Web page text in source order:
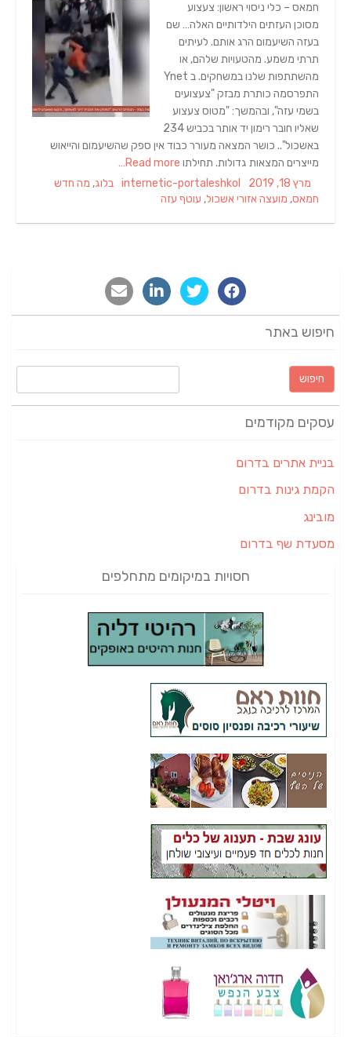
חמאס – כלי ניסוי ראשון: צעצוע
מסוכן העזתים הילדותיים האלה… שם
בעזה השיעמום הרג אותם. לעיתים
תרתי משמע. מהטעויות שלהם, או
מהשתתפות שלנו במשחקים. ב Ynet
התפרסמה כותרת מבזק "צעצועים
בשמי עזה", ובהמשך: "מטוס צעצוע
שאליו חובר רימון יד אותר בכביש 234
באשכול".. כושר המצאה מעורר כבוד אין ספק שהשיעמום והייאוש
מייצרים המצאות גדולות. תחילתו
Posted
on
מרץ 18, 2019 Author
internetic-portaleshkol
Categories
בלוג, מה חדש
חמאס, מועצה אזורי אשכול, עוטף עזה
חיפוש באתר
חיפוש:
עסקים מקודמים
בניית אתרים בדרום
הקמת גינות בדרום
מובינג
מסעדת שף בדרום
חסויות במיקומים מתחלפים